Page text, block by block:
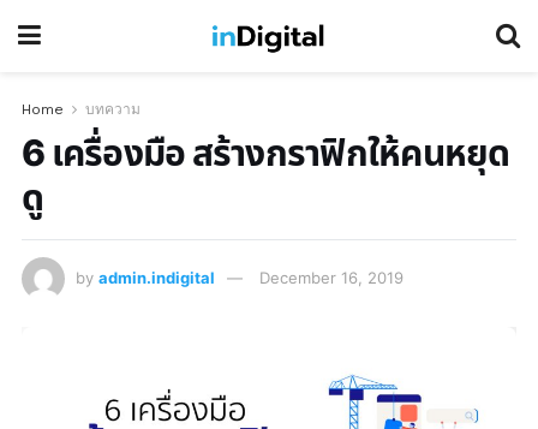
Home บทความ
6 เครื่องมือ สร้างกราฟิกให้คนหยุด
ดู
by admin.indigital December 16, 2019